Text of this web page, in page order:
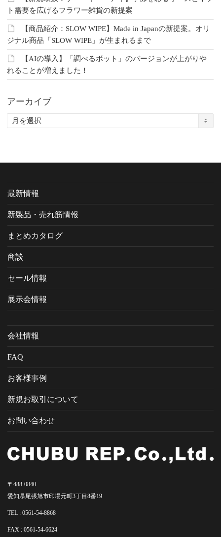
ト需要を広げるフラワー雑貨の新提案
【商品紹介：SLOW WIPE】Made in Japanの新提案。オリ
ジナル商品「SLOW WIPE」が生まれるまで
【AIの導入】「調べるボット」のバージョンが上がりや
れることが増えました！
アーカイブ
ア
最新情報
新製品・売れ筋情報
まとめカタログ
商談
セール情報
展示会情報
会社情報
FAQ
お客様事例
新規お取引について
お問い合わせ
〒488-0840
愛知県尾張旭市印場元町3丁目8番19
TEL : 0561-54-8868
FAX : 0561-54-6624